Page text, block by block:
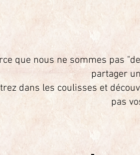
que nous ne sommes pas "
partager
dans les coulisses et
pas